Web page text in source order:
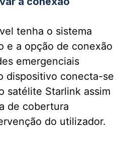
tenha o sistema
e a opção de conexão
emergenciais
dispositivo conecta-se
satélite Starlink assim
de cobertura
do utilizador.